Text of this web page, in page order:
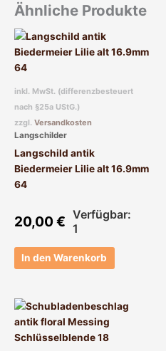
Ähnliche Produkte
inkl. MwSt. (differenzbesteuert
nach §25a UStG.)
zzgl. Versandkosten
Langschilder
Langschild antik
Biedermeier Lilie alt 16.9mm
64
20,00€ Verfügbar:
1
In den Warenkorb